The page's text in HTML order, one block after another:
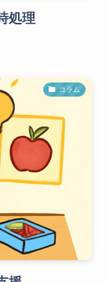
処理
コラム